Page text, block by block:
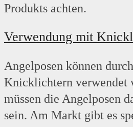
Produkts achten.
Verwendung mit
Angelposen können
Knicklichtern verwendet
müssen die Angelposen
sein. Am Markt gibt es